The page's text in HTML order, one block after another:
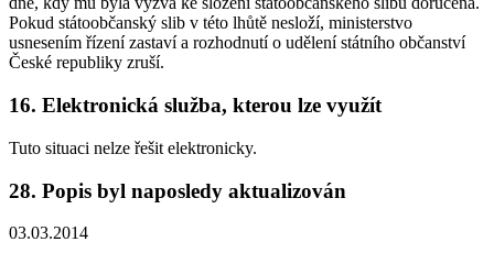
Pokud státoobčanský slib v této lhůtě nesloží, ministerstvo
usnesením řízení zastaví a rozhodnutí o udělení státního občanství
České republiky zruší.
16. Elektronická služba, kterou lze využít
Tuto situaci nelze řešit elektronicky.
28. Popis byl naposledy aktualizován
03.03.2014